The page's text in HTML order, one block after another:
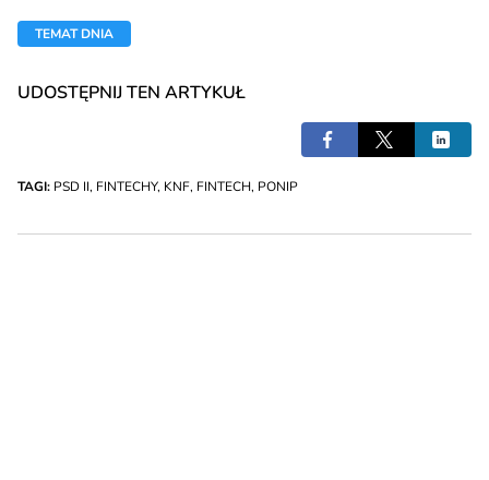
TEMAT DNIA
UDOSTĘPNIJ TEN ARTYKUŁ
TAGI: PSD II, FINTECHY, KNF, FINTECH, PONIP